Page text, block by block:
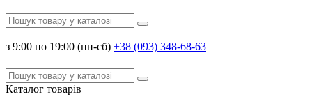
з 9:00 по 19:00 (пн-сб) +38 (093) 348-68-63
Каталог товарів